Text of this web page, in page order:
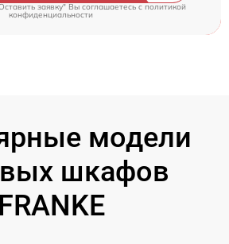
заявку" Вы соглашаетесь cполитикой
конфиденциальности
модели
шкафов
FRANKE